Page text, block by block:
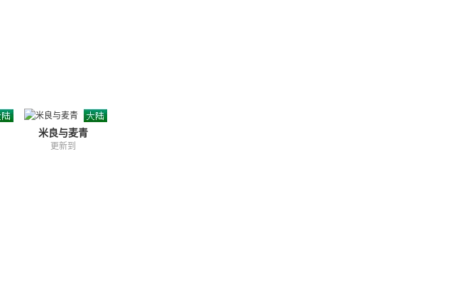
米良与麦青
更新到